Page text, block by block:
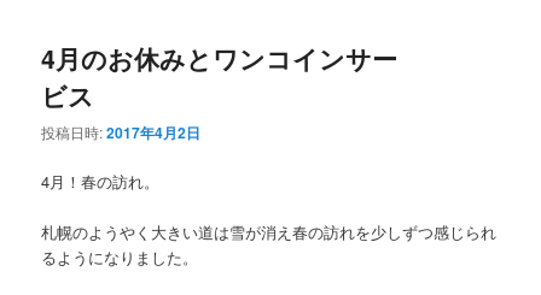
4月のお休みとワンコインサー
ビス
投稿日時:2017年4月2日
4月！春の訪れ。
札幌のようやく大きい道は雪が消え春の訪れを少しずつ感じられ
るようになりました。